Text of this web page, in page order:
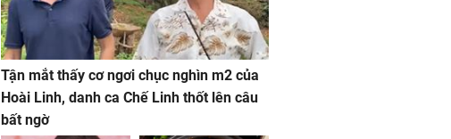
Tận mắt thấy cơ ngơi chục nghìn m2 của
Hoài Linh, danh ca Chế Linh thốt lên câu
bất ngờ